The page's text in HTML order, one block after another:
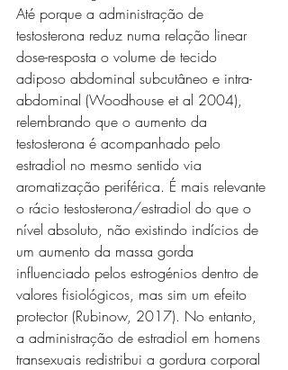
Até porque a administração de
testosterona reduz numa relação linear
dose-resposta o volume de tecido
adiposo abdominal subcutâneo e intra-
abdominal (Woodhouse et al 2004),
relembrando que o aumento da
testosterona é acompanhado pelo
estradiol no mesmo sentido via
aromatização periférica. É mais relevante
o rácio testosterona/estradiol do que o
nível absoluto, não existindo indícios de
um aumento da massa gorda
influenciado pelos estrogénios dentro de
valores fisiológicos, mas sim um efeito
protector (Rubinow, 2017). No entanto,
a administração de estradiol em homens
transexuais redistribui a gordura corporal